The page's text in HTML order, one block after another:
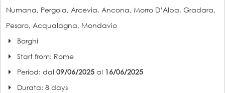
Numana, Pergola, Arcevia, Ancona, Morro D’Alba, Gradara,
Pesaro, Acqualagna, Mondavio
Borghi
Start from: Rome
Period: dal 09/06/2025 al 16/06/2025
Durata: 8 days